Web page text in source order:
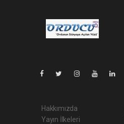
Hakkımızda
Yayın İlkeleri